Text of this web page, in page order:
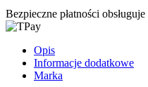
Bezpieczne płatności obsługuje
Opis
Informacje dodatkowe
Marka